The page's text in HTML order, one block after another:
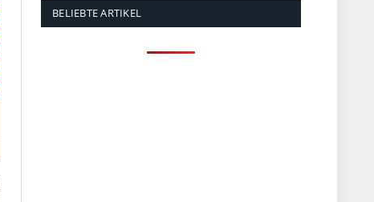
BELIEBTE ARTIKEL